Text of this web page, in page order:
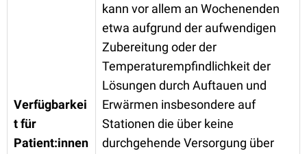
Verfügbarkei
t für
Patient:innen
kann vor allem an Wochenenden
etwa aufgrund der aufwendigen
Zubereitung oder der
Temperaturempfindlichkeit der
Lösungen durch Auftauen und
Erwärmen insbesondere auf
Stationen die über keine
durchgehende Versorgung über